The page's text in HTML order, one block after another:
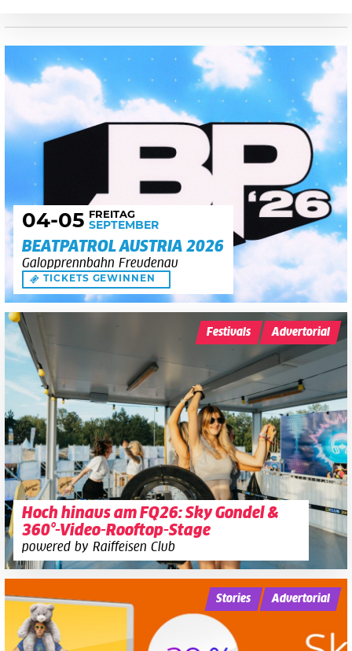
04-05 FREITAG
SEPTEMBER
BEATPATROL AUSTRIA 2026
Galopprennbahn Freudenau
TICKETS GEWINNEN
Hoch hinaus am FQ26: Sky Gondel &
360°-Video-Rooftop-Stage
powered by Raiffeisen Club
Festivals Advertorial
Stories Advertorial